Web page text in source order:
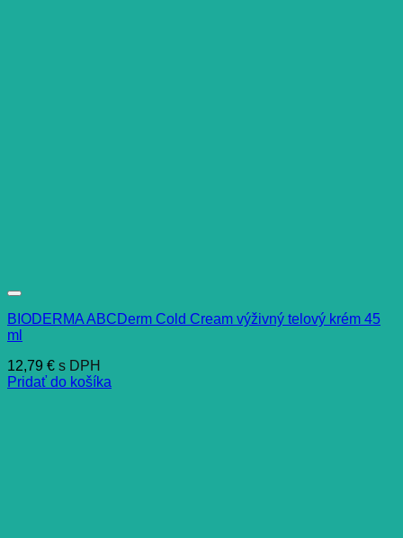
BIODERMA ABCDerm Cold Cream výživný telový krém 45
ml
12,79 € s DPH
Pridať do košíka